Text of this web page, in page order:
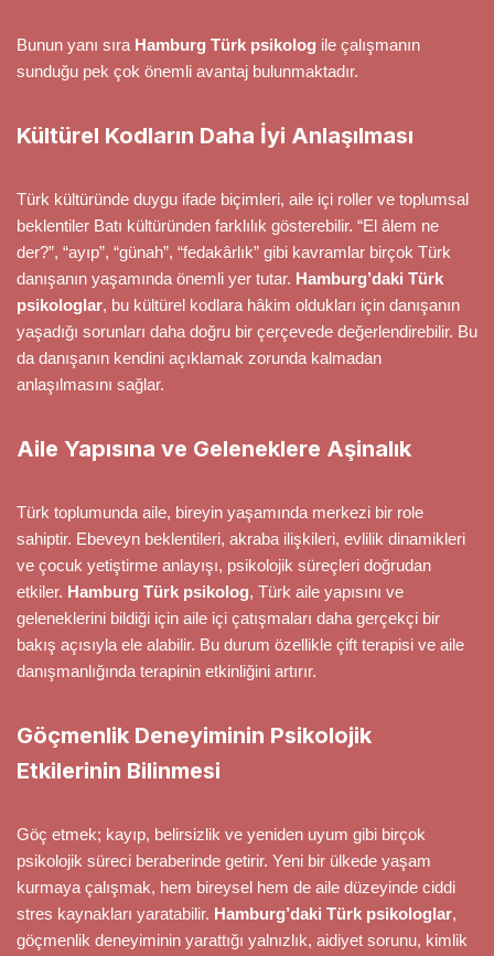
Bunun yanı sıra Hamburg Türk psikolog ile çalışmanın
sunduğu pek çok önemli avantaj bulunmaktadır.
Kültürel Kodların Daha İyi Anlaşılması
Türk kültüründe duygu ifade biçimleri, aile içi roller ve toplumsal
beklentiler Batı kültüründen farklılık gösterebilir. “El âlem ne
der?”, “ayıp”, “günah”, “fedakârlık” gibi kavramlar birçok Türk
danışanın yaşamında önemli yer tutar. Hamburg’daki Türk
psikologlar, bu kültürel kodlara hâkim oldukları için danışanın
yaşadığı sorunları daha doğru bir çerçevede değerlendirebilir. Bu
da danışanın kendini açıklamak zorunda kalmadan
anlaşılmasını sağlar.
Aile Yapısına ve Geleneklere Aşinalık
Türk toplumunda aile, bireyin yaşamında merkezi bir role
sahiptir. Ebeveyn beklentileri, akraba ilişkileri, evlilik dinamikleri
ve çocuk yetiştirme anlayışı, psikolojik süreçleri doğrudan
etkiler. Hamburg Türk psikolog, Türk aile yapısını ve
geleneklerini bildiği için aile içi çatışmaları daha gerçekçi bir
bakış açısıyla ele alabilir. Bu durum özellikle çift terapisi ve aile
danışmanlığında terapinin etkinliğini artırır.
Göçmenlik Deneyiminin Psikolojik
Etkilerinin Bilinmesi
Göç etmek; kayıp, belirsizlik ve yeniden uyum gibi birçok
psikolojik süreci beraberinde getirir. Yeni bir ülkede yaşam
kurmaya çalışmak, hem bireysel hem de aile düzeyinde ciddi
stres kaynakları yaratabilir. Hamburg’daki Türk psikologlar,
göçmenlik deneyiminin yarattığı yalnızlık, aidiyet sorunu, kimlik